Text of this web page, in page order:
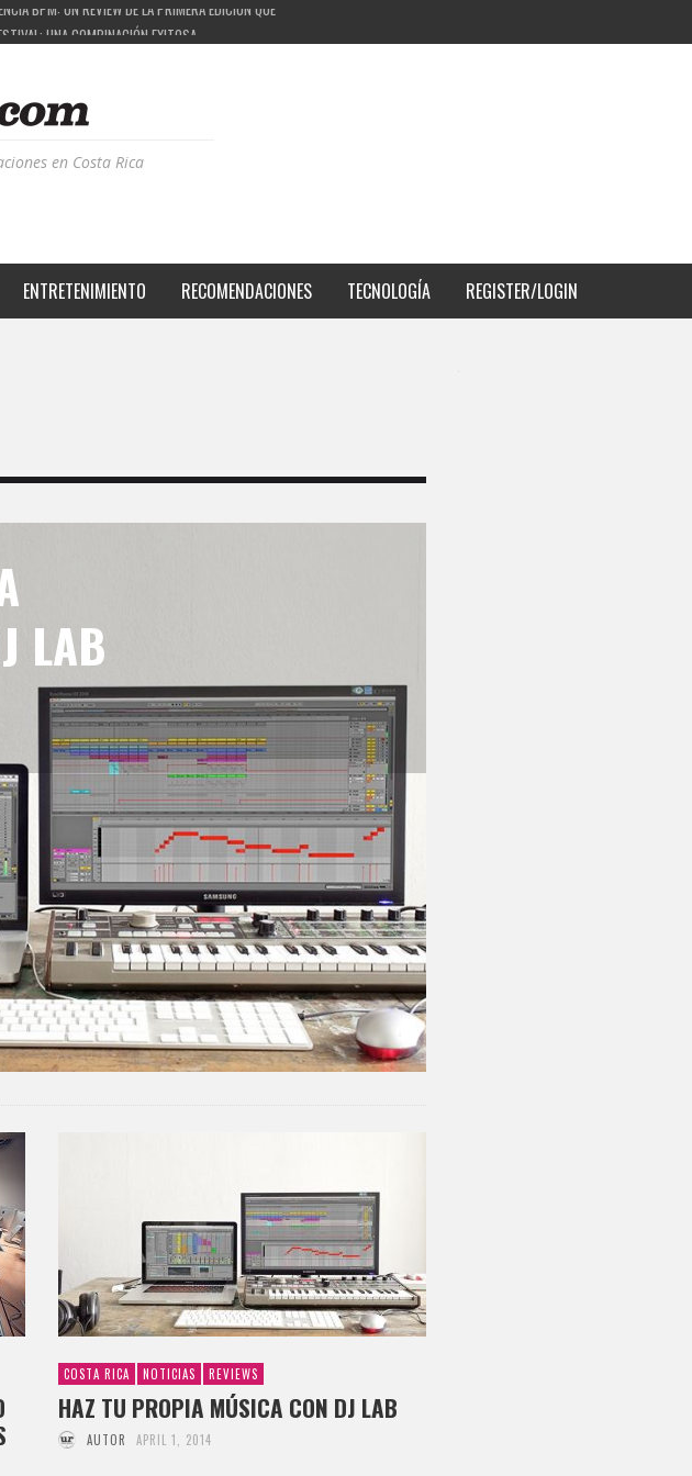
UNA COMBINACIÓN EXITOSA
QUE ESTÁ TRANSFORMANDO LA CALIDAD DE VIDA DEL TRANSEÚNTE TICO CON MOVILIDAD Y PAISAJISMO
BPM: UN REVIEW DE LA PRIMERA EDICIÓN QUE TRAJO EL TALENTO DE MÁS DE 100 DJS A COSTA RICA
en Costa Rica
ENTRETENIMIENTO RECOMENDACIONES TECNOLOGÍA REGISTER/LOGIN
LAB
COSTA RICA NOTICIAS REVIEWS
HAZ TU PROPIA MÚSICA CON DJ LAB
AUTOR APRIL 1, 2014